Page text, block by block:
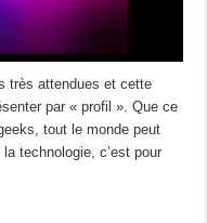
très attendues et cette
par « profil ». Que ce
tout le monde peut
technologie, c’est pour